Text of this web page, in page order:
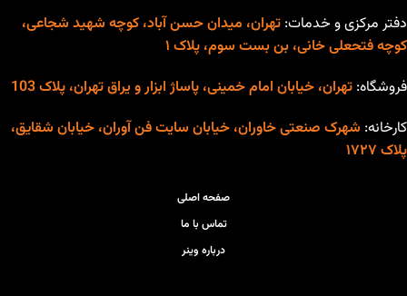
دفتر مرکزی و خدمات: تهران، میدان حسن آباد، کوچه شهید شجاعی،
کوچه فتحعلی خانی، بن بست سوم، پلاک ۱
فروشگاه: تهران، خیابان امام خمینی، پاساژ ابزار و یراق تهران، پلاک 103
کارخانه: شهرک صنعتی خاوران، خیابان سایت فن آوران، خیابان شقایق،
پلاک ۱۷۲۷
صفحه اصلی
تماس با ما
درباره وینر